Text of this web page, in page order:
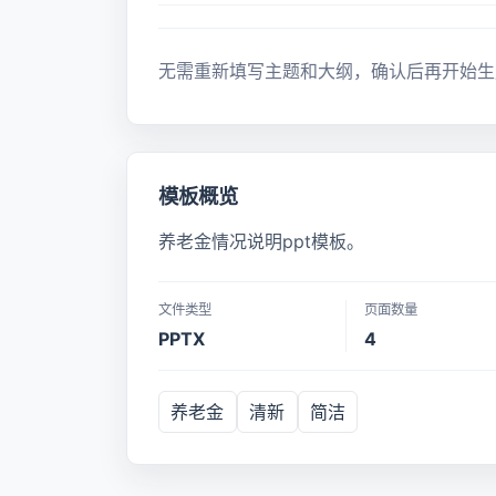
无需重新填写主题和大纲，确认后再开始
模板概览
养老金情况说明ppt模板。
文件类型
PPTX
页面数量
4
养老金 清新 简洁